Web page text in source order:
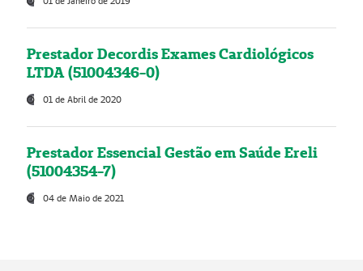
Prestador Decordis Exames Cardiológicos
LTDA (51004346-0)
01 de Abril de 2020
Prestador Essencial Gestão em Saúde Ereli
(51004354-7)
04 de Maio de 2021